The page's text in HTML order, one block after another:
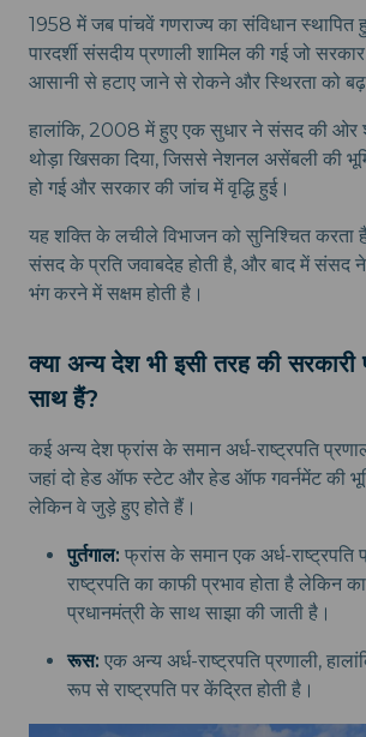
1958 में जब पांचवें गणराज्य का संविधान
पारदर्शी संसदीय प्रणाली शामिल की गई जो
आसानी से हटाए जाने से रोकने और स्थिरता को
हालांकि, 2008 में हुए एक सुधार ने संसद की
थोड़ा खिसका दिया, जिससे नेशनल असेंबली की
हो गई और सरकार की जांच में वृद्धि हुई।
यह शक्ति के लचीले विभाजन को सुनिश्चित करता
संसद के प्रति जवाबदेह होती है, और बाद में
भंग करने में सक्षम होती है।
क्या अन्य देश भी इसी तरह की सरकारी
साथ हैं?
कई अन्य देश फ्रांस के समान अर्ध-राष्ट्रपति
जहां दो हेड ऑफ स्टेट और हेड ऑफ गवर्नमेंट की
लेकिन वे जुड़े हुए होते हैं।
पुर्तगाल: फ्रांस के समान एक अर्ध-राष्ट्रपति
राष्ट्रपति का काफी प्रभाव होता है लेकिन
प्रधानमंत्री के साथ साझा की जाती है।
रूस: एक अन्य अर्ध-राष्ट्रपति प्रणाली,
रूप से राष्ट्रपति पर केंद्रित होती है।